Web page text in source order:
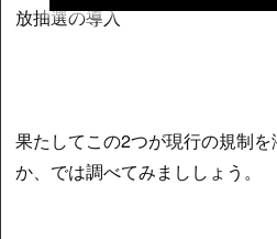
放抽選の導入
果たしてこの2つが現行の規制
か、では調べてみまししょう。